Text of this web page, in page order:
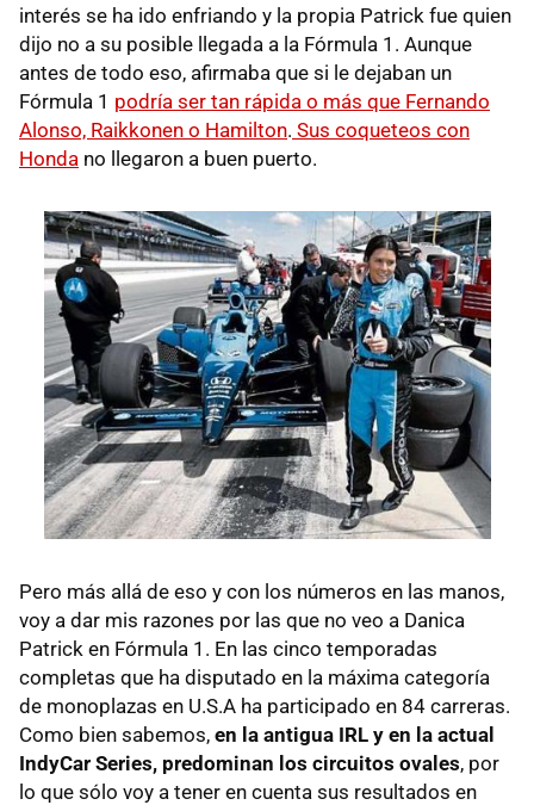
interés se ha ido enfriando y la propia Patrick fue quien
dijo no a su posible llegada a la Fórmula 1. Aunque
antes de todo eso, afirmaba que si le dejaban un
Fórmula 1 podría ser tan rápida o más que Fernando
Alonso, Raikkonen o Hamilton. Sus coqueteos con
Honda no llegaron a buen puerto.
Pero más allá de eso y con los números en las manos,
voy a dar mis razones por las que no veo a Danica
Patrick en Fórmula 1. En las cinco temporadas
completas que ha disputado en la máxima categoría
de monoplazas en U.S.A ha participado en 84 carreras.
Como bien sabemos, en la antigua IRL y en la actual
IndyCar Series, predominan los circuitos ovales, por
lo que sólo voy a tener en cuenta sus resultados en